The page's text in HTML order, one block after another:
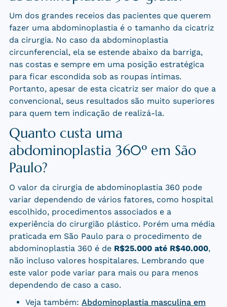
Um dos grandes receios das pacientes que querem
fazer uma abdominoplastia é o tamanho da cicatriz
da cirurgia. No caso da abdominoplastia
circunferencial, ela se estende abaixo da barriga,
nas costas e sempre em uma posição estratégica
para ficar escondida sob as roupas íntimas.
Portanto, apesar de esta cicatriz ser maior do que a
convencional, seus resultados são muito superiores
para quem tem indicação de realizá-la.
Quanto custa uma
abdominoplastia 360º em São
Paulo?
O valor da cirurgia de abdominoplastia 360 pode
variar dependendo de vários fatores, como hospital
escolhido, procedimentos associados e a
experiência do cirurgião plástico. Porém uma média
praticada em São Paulo para o procedimento de
abdominoplastia 360 é de R$25.000 até R$40.000,
não incluso valores hospitalares. Lembrando que
este valor pode variar para mais ou para menos
dependendo de caso a caso.
Veja também: Abdominoplastia masculina em